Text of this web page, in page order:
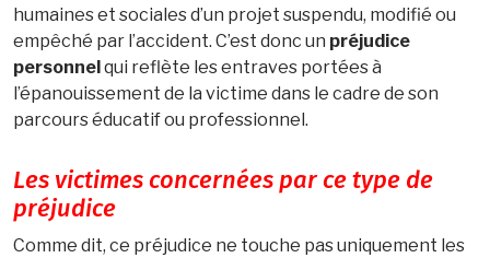
humaines et sociales d’un projet suspendu, modifié ou
empêché par l’accident. C’est donc un préjudice
personnelqui reflète les entraves portées à
l’épanouissement de la victime dans le cadre de son
parcours éducatif ou professionnel.
Les victimes concernées par ce type de
préjudice
Comme dit, ce préjudice ne touche pas uniquement les